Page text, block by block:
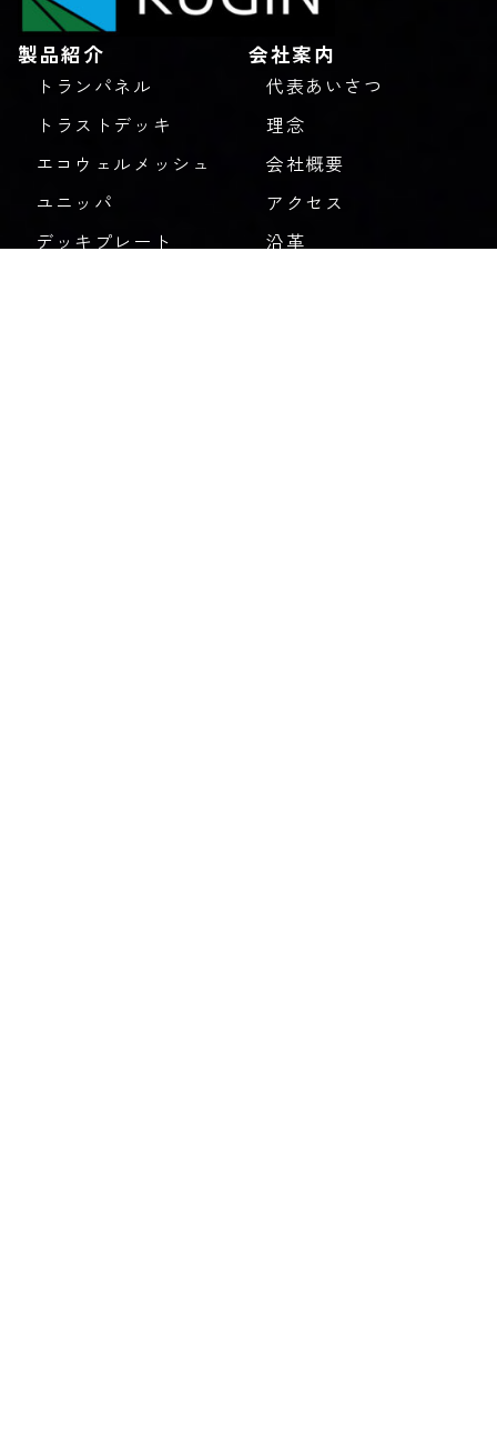
製品紹介
トランパネル
トラストデッキ
エコウェルメッシュ
ユニッパ
デッキプレート
会社案内
代表あいさつ
理念
会社概要
アクセス
沿革